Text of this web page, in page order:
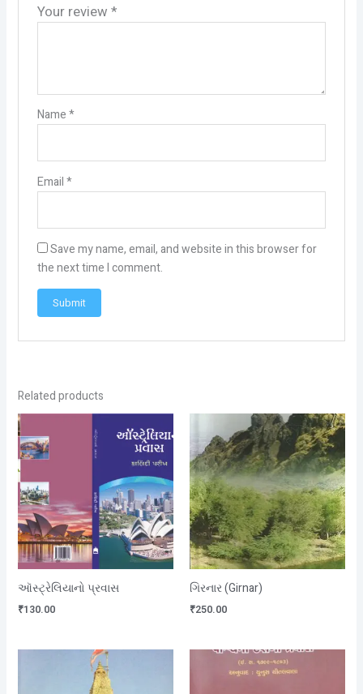
Your review *
Name*
Email*
Save my name, email, and website in this browser for
the next time I comment.
Related products
ઑસ્ટ્રેલિયાનો પ્રવાસ
₹130.00
ગિરનાર (Girnar)
₹250.00